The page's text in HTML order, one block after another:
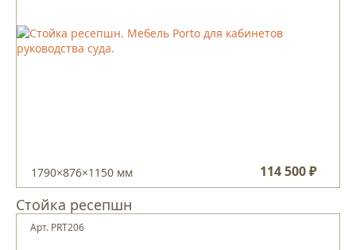
1790×876×1150 мм 114 500 ₽
Стойка ресепшн
Арт. PRT206